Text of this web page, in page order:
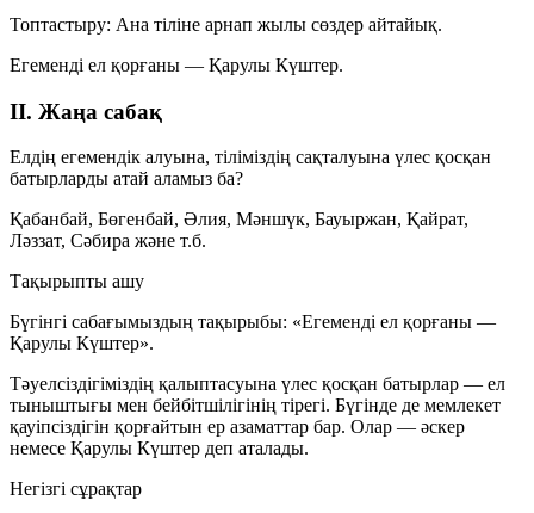
Топтастыру: Ана тіліне арнап жылы сөздер айтайық.
Егеменді ел қорғаны — Қарулы Күштер.
II. Жаңа сабақ
Елдің егемендік алуына, тіліміздің сақталуына үлес қосқан
батырларды атай аламыз ба?
Қабанбай, Бөгенбай, Әлия, Мәншүк, Бауыржан, Қайрат,
Ләззат, Сәбира және т.б.
Тақырыпты ашу
Бүгінгі сабағымыздың тақырыбы: «Егеменді ел қорғаны —
Қарулы Күштер».
Тәуелсіздігіміздің қалыптасуына үлес қосқан батырлар — ел
тыныштығы мен бейбітшілігінің тірегі. Бүгінде де мемлекет
қауіпсіздігін қорғайтын ер азаматтар бар. Олар — әскер
немесе Қарулы Күштер деп аталады.
Негізгі сұрақтар